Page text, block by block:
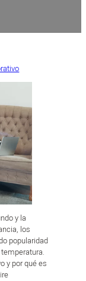
y la
los
popularidad
y por qué es